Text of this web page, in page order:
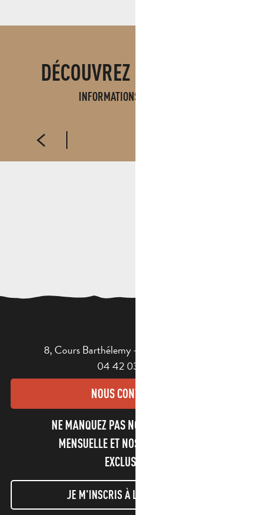
DÉCOUVREZ ÉGALEMENT
INFORMATIONS PRATIQUES
8, Cours Barthélemy - 13400 AUBAGNE
04 42 03 49 98
NOUS CONTACTER
NE MANQUEZ PAS NOTRE NEWSLETTER
MENSUELLE ET NOS INFORMATIONS
EXCLUSIVES !
JE M'INSCRIS À LA NEWSLETTER